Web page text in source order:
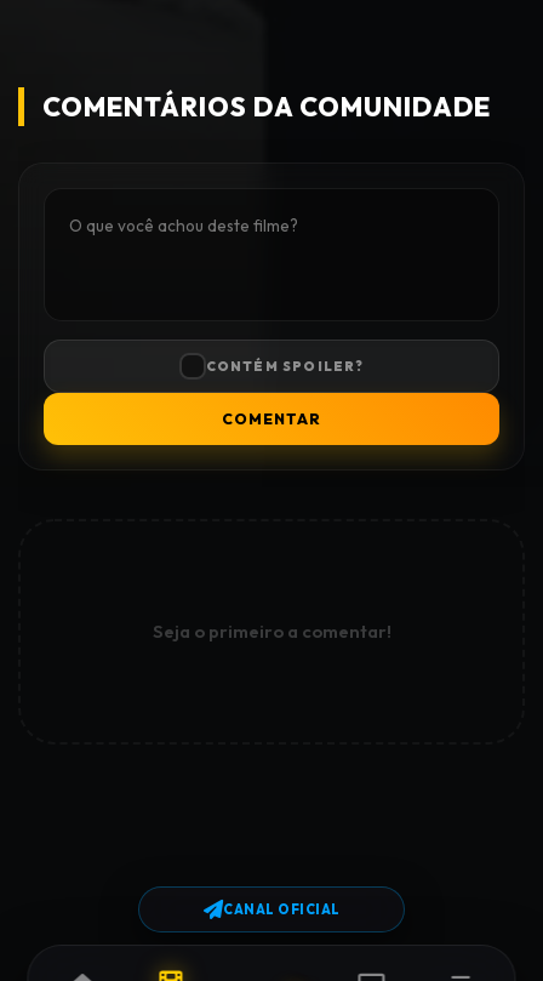
COMENTÁRIOS DA COMUNIDADE
CONTÉM SPOILER?
COMENTAR
Seja o primeiro a comentar!
CANAL OFICIAL